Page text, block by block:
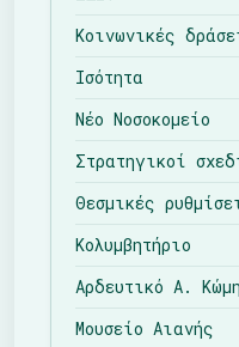
Κοινωνικές
Ισότητα
Νέο Νοσοκομείο
Στρατηγικοί
Θεσμικές
Κολυμβητήριο
Αρδευτικό Α.
Μουσείο Αιανής